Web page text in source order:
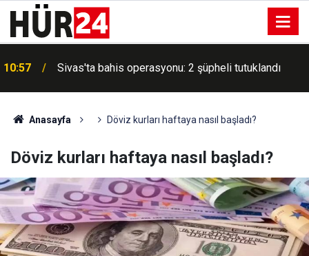
10:57 Sivas'ta bahis operasyonu: 2 şüpheli tutuklandı
Anasayfa Döviz kurları haftaya nasıl başladı?
Döviz kurları haftaya nasıl başladı?